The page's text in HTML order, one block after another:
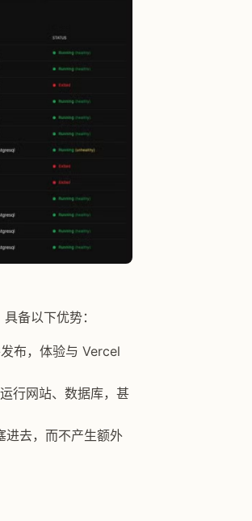
备以下优势：
布，体验与 Vercel
行网站、数据库，甚
进去，而不产生额外